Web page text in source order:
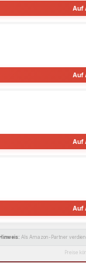
Auf
Auf
Auf
Auf
Hinweis: Als Amazon-Partner
Preise